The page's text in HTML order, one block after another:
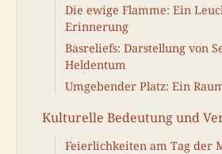
Die ewige Flamme: Ein
Erinnerung
Basreliefs: Darstellung von
Heldentum
Umgebender Platz: Ein
Kulturelle Bedeutung und
Feierlichkeiten am Tag der